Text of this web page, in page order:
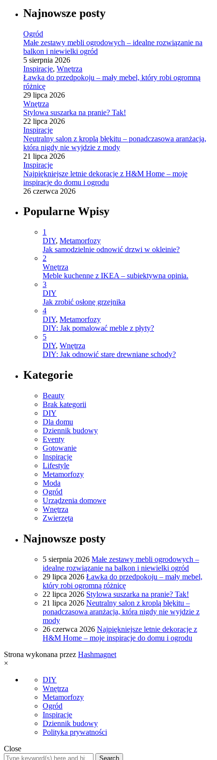
Najnowsze posty
Ogród
Małe zestawy mebli ogrodowych – idealne rozwiązanie na
balkon i niewielki ogród
5 sierpnia 2026
Inspiracje, Wnętrza
Ławka do przedpokoju – mały mebel, który robi ogromną
różnicę
29 lipca 2026
Wnętrza
Stylowa suszarka na pranie? Tak!
22 lipca 2026
Inspiracje
Neutralny salon z kroplą błękitu – ponadczasowa aranżacja,
która nigdy nie wyjdzie z mody
21 lipca 2026
Inspiracje
Najpiękniejsze letnie dekoracje z H&M Home – moje
inspiracje do domu i ogrodu
26 czerwca 2026
Popularne Wpisy
1
DIY, Metamorfozy
Jak samodzielnie odnowić drzwi w okleinie?
2
Wnętrza
Meble kuchenne z IKEA – subiektywna opinia.
3
DIY
Jak zrobić osłonę grzejnika
4
DIY, Metamorfozy
DIY: Jak pomalować meble z płyty?
5
DIY, Wnętrza
DIY: Jak odnowić stare drewniane schody?
Kategorie
Beauty
Brak kategorii
DIY
Dla domu
Dziennik budowy
Eventy
Gotowanie
Inspiracje
Lifestyle
Metamorfozy
Moda
Ogród
Urządzenia domowe
Wnętrza
Zwierzęta
Najnowsze posty
5 sierpnia 2026 Małe zestawy mebli ogrodowych –
idealne rozwiązanie na balkon i niewielki ogród
29 lipca 2026 Ławka do przedpokoju – mały mebel,
który robi ogromną różnicę
22 lipca 2026 Stylowa suszarka na pranie? Tak!
21 lipca 2026 Neutralny salon z kroplą błękitu –
ponadczasowa aranżacja, która nigdy nie wyjdzie z
mody
26 czerwca 2026 Najpiękniejsze letnie dekoracje z
H&M Home – moje inspiracje do domu i ogrodu
Strona wykonana przez Hashmagnet
×
DIY
Wnętrza
Metamorfozy
Ogród
Inspiracje
Dziennik budowy
Polityka prywatności
Close